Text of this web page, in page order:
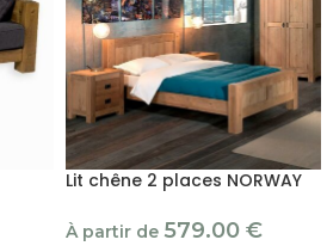
Lit chêne 2 places NORWAY
À partir de 579.00 €